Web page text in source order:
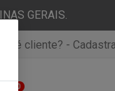
GERAIS.
é cliente? -
0